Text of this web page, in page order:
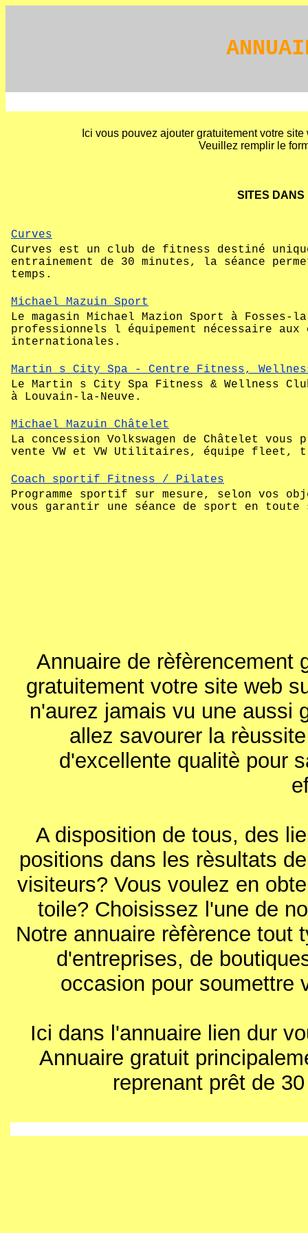
Ici vous pouvez ajouter gratuitement votre
Veuillez remplir le
SITES DANS
Curves
Curves est un club de fitness destiné
entrainement de 30 minutes, la séance
temps.
Michael Mazuin Sport
Le magasin Michael Mazion Sport à
professionnels l équipement nécessaire
internationales.
Martin s City Spa - Centre Fitness,
Le Martin s City Spa Fitness & Wellness
à Louvain-la-Neuve.
Michael Mazuin Châtelet
La concession Volkswagen de Châtelet
vente VW et VW Utilitaires, équipe
Coach sportif Fitness / Pilates
Programme sportif sur mesure, selon vos
vous garantir une séance de sport en
Annuaire de rèfèrencement
gratuitement votre site web
n'aurez jamais vu une aussi
allez savourer la
d'excellente qualitè pour
A disposition de tous, des
positions dans les rèsultats
visiteurs? Vous voulez en
toile? Choisissez l'une de
Notre annuaire rèfèrence tout
d'entreprises, de
occasion pour soumettre
Ici dans l'annuaire lien dur
Annuaire gratuit
reprenant prêt de